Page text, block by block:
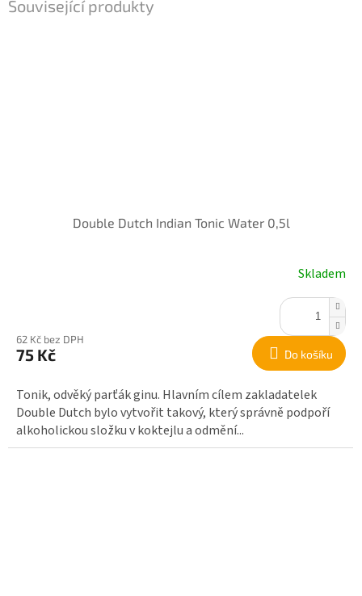
Související produkty
Double Dutch Indian Tonic Water 0,5l
Skladem
62 Kč bez DPH
75 Kč Do košíku
Tonik, odvěký parťák ginu. Hlavním cílem zakladatelek
Double Dutch bylo vytvořit takový, který správně podpoří
alkoholickou složku v koktejlu a odmění...